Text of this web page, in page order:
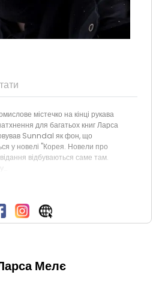
містечко на кінці рукава
для багатьох книг Ларса
Sunndal як фон, що
у новелі "Корея. Новели про
відбуваються саме там.
Мелє